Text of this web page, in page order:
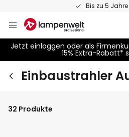
Persönliche
Inhalt
springen
Jetzt einloggen oder als
15% Extra-Rabatt*
Einbaustrahler
32 Produkte